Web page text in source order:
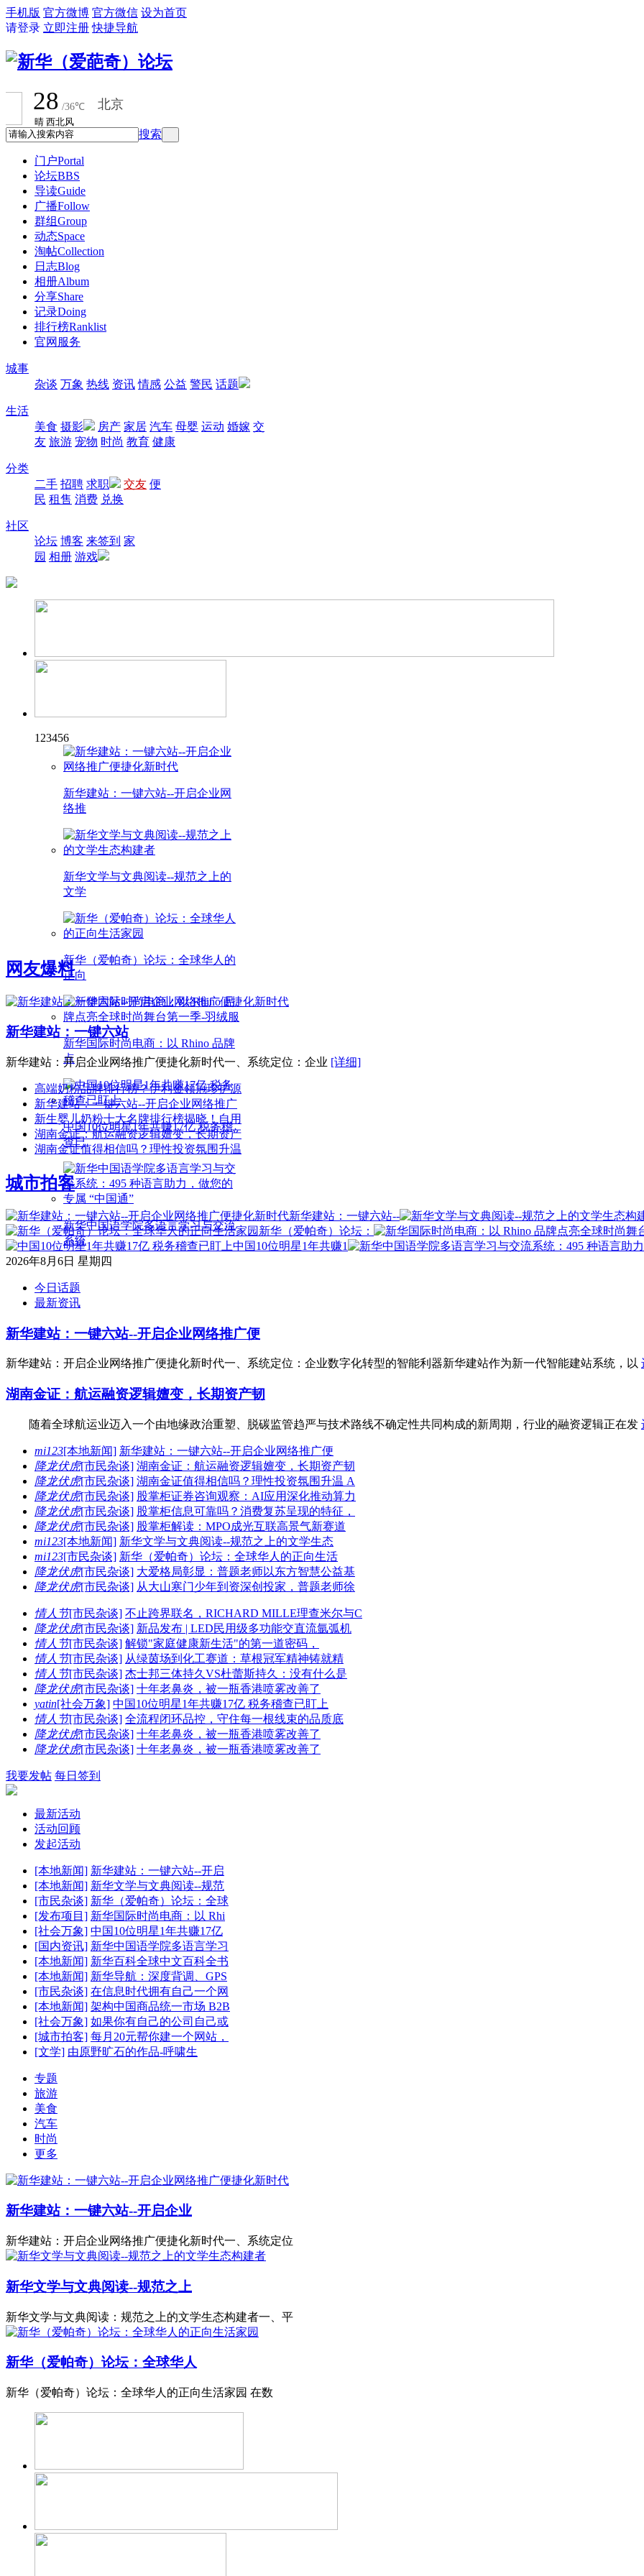
手机版 官方微博 官方微信 设为首页
请登录 立即注册 快捷导航
搜索
门户Portal
论坛BBS
导读Guide
广播Follow
群组Group
动态Space
淘帖Collection
日志Blog
相册Album
分享Share
记录Doing
排行榜Ranklist
官网服务
城事
杂谈 万象 热线 资讯 情感 公益 警民 话题
生活
美食 摄影 房产 家居 汽车 母婴 运动 婚嫁 交
友 旅游 宠物 时尚 教育 健康
分类
二手 招聘 求职 交友 便
民 租售 消费 兑换
社区
论坛 博客 来签到 家
园 相册 游戏
1 23456
新华建站：一键六站--开启企业网
络推
新华文学与文典阅读--规范之上的
文学
新华（爱帕奇）论坛：全球华人的
正向
新华国际时尚电商：以 Rhino 品牌
点
中国10位明星1年共赚17亿 税务稽
查已
新华中国语学院多语言学习与交流
系统
网友爆料
新华建站：一键六站
新华建站：开启企业网络推广便捷化新时代一、系统定位：企业 [详细]
高端奶粉品牌排行榜？伊利金领冠珍护源
新华建站：一键六站--开启企业网络推广
新生婴儿奶粉十大名牌排行榜揭晓！自用
湖南金证：航运融资逻辑嬗变，长期资产
湖南金证值得相信吗？理性投资氛围升温
城市拍客
新华建站：一键六站--
新华（爱帕奇）论坛：
中国10位明星1年共赚1
2026年8月6日 星期四
今日话题
最新资讯
新华建站：一键六站--开启企业网络推广便
新华建站：开启企业网络推广便捷化新时代一、系统定位：企业数字化转型的智能利器新华建站作为新一代智能建站系统，以
湖南金证：航运融资逻辑嬗变，长期资产韧
随着全球航运业迈入一个由地缘政治重塑、脱碳监管趋严与技术路线不确定性共同构成的新周期，行业的融资逻辑正在发
mi123[本地新闻] 新华建站：一键六站--开启企业网络推广便
降龙伏虎[市民杂谈] 湖南金证：航运融资逻辑嬗变，长期资产韧
降龙伏虎[市民杂谈] 湖南金证值得相信吗？理性投资氛围升温 A
降龙伏虎[市民杂谈] 股掌柜证券咨询观察：AI应用深化推动算力
降龙伏虎[市民杂谈] 股掌柜信息可靠吗？消费复苏呈现的特征，
降龙伏虎[市民杂谈] 股掌柜解读：MPO成光互联高景气新赛道
mi123[本地新闻] 新华文学与文典阅读--规范之上的文学生态
mi123[市民杂谈] 新华（爱帕奇）论坛：全球华人的正向生活
降龙伏虎[市民杂谈] 大爱格局彰显：普题老师以东方智慧公益基
降龙伏虎[市民杂谈] 从大山寒门少年到资深创投家，普题老师徐
情人节[市民杂谈] 不止跨界联名，RICHARD MILLE理查米尔与C
降龙伏虎[市民杂谈] 新品发布 | LED民用级多功能交直流氩弧机
情人节[市民杂谈] 解锁"家庭健康新生活"的第一道密码，
情人节[市民杂谈] 从绿茵场到化工赛道：草根冠军精神铸就精
情人节[市民杂谈] 杰士邦三体持久VS杜蕾斯持久：没有什么是
降龙伏虎[市民杂谈] 十年老鼻炎，被一瓶香港喷雾改善了
yatin[社会万象] 中国10位明星1年共赚17亿 税务稽查已盯上
情人节[市民杂谈] 全流程闭环品控，守住每一根线束的品质底
降龙伏虎[市民杂谈] 十年老鼻炎，被一瓶香港喷雾改善了
降龙伏虎[市民杂谈] 十年老鼻炎，被一瓶香港喷雾改善了
我要发帖 每日签到
最新活动
活动回顾
发起活动
[本地新闻] 新华建站：一键六站--开启
[本地新闻] 新华文学与文典阅读--规范
[市民杂谈] 新华（爱帕奇）论坛：全球
[发布项目] 新华国际时尚电商：以 Rhi
[社会万象] 中国10位明星1年共赚17亿
[国内资讯] 新华中国语学院多语言学习
[本地新闻] 新华百科全球中文百科全书
[本地新闻] 新华导航：深度背调、GPS
[市民杂谈] 在信息时代拥有自己一个网
[本地新闻] 架构中国商品统一市场 B2B
[社会万象] 如果你有自己的公司自己或
[城市拍客] 每月20元帮你建一个网站，
[文学] 由原野旷石的作品-呼啸生
专题
旅游
美食
汽车
时尚
更多
新华建站：一键六站--开启企业
新华建站：开启企业网络推广便捷化新时代一、系统定位
新华文学与文典阅读--规范之上
新华文学与文典阅读：规范之上的文学生态构建者一、平
新华（爱帕奇）论坛：全球华人
新华（爱帕奇）论坛：全球华人的正向生活家园 在数